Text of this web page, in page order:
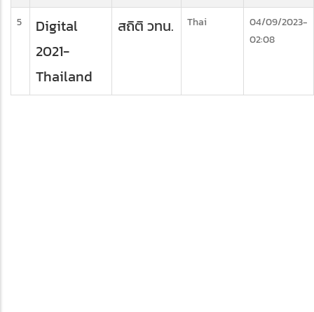
5
Digital
2021-
Thailand
สถิติ วทน. Thai
04/09/2023-
02:08